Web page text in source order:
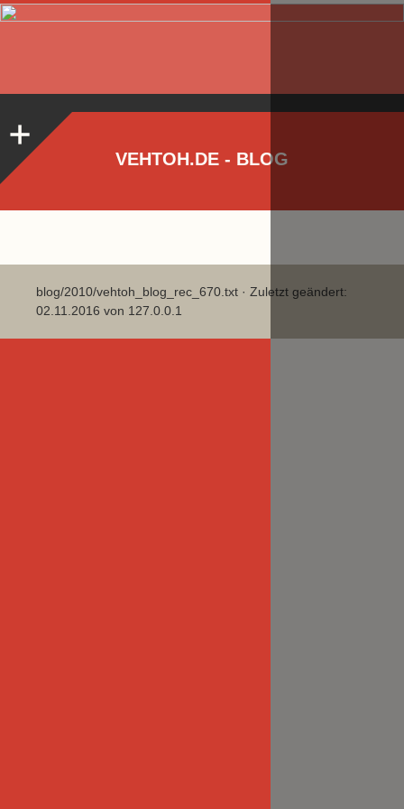
VEHTOH.DE - BLOG
blog/2010/vehtoh_blog_rec_670.txt · Zuletzt geändert:
02.11.2016 von 127.0.0.1